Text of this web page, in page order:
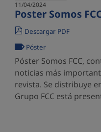
11/04/2024
Poster Somos
Descargar PDF
Póster
Póster Somos FCC,
noticias más
revista. Se distribuye
Grupo FCC está